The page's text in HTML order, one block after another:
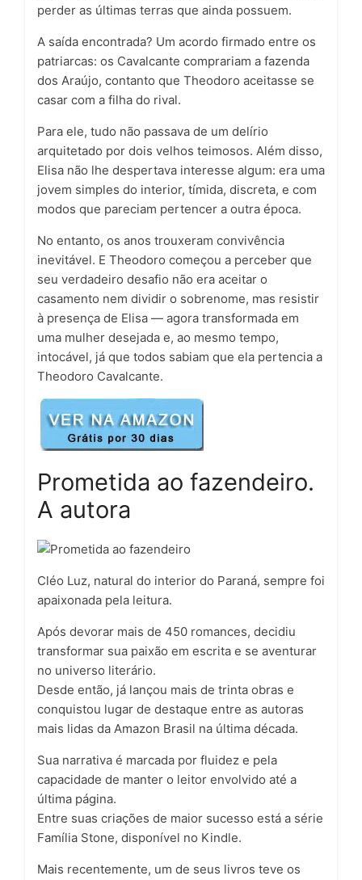
perder as últimas terras que ainda possuem.
A saída encontrada? Um acordo firmado entre os
patriarcas: os Cavalcante comprariam a fazenda
dos Araújo, contanto que Theodoro aceitasse se
casar com a filha do rival.
Para ele, tudo não passava de um delírio
arquitetado por dois velhos teimosos. Além disso,
Elisa não lhe despertava interesse algum: era uma
jovem simples do interior, tímida, discreta, e com
modos que pareciam pertencer a outra época.
No entanto, os anos trouxeram convivência
inevitável. E Theodoro começou a perceber que
seu verdadeiro desafio não era aceitar o
casamento nem dividir o sobrenome, mas resistir
à presença de Elisa — agora transformada em
uma mulher desejada e, ao mesmo tempo,
intocável, já que todos sabiam que ela pertencia a
Theodoro Cavalcante.
Prometida ao fazendeiro.
A autora
Cléo Luz, natural do interior do Paraná, sempre foi
apaixonada pela leitura.
Após devorar mais de 450 romances, decidiu
transformar sua paixão em escrita e se aventurar
no universo literário.
Desde então, já lançou mais de trinta obras e
conquistou lugar de destaque entre as autoras
mais lidas da Amazon Brasil na última década.
Sua narrativa é marcada por fluidez e pela
capacidade de manter o leitor envolvido até a
última página.
Entre suas criações de maior sucesso está a série
Família Stone, disponível no Kindle.
Mais recentemente, um de seus livros teve os